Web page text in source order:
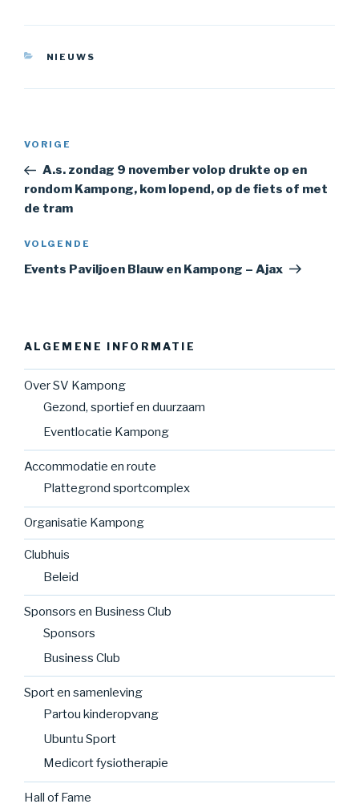
CATEGORIEËN
NIEUWS
Vorig
bericht
VORIGE
A.s. zondag 9 november volop drukte op en
rondom Kampong, kom lopend, op de fiets of met
de tram
Volgend
bericht
VOLGENDE
Events Paviljoen Blauw en Kampong – Ajax
ALGEMENE INFORMATIE
Over SV Kampong
Gezond, sportief en duurzaam
Eventlocatie Kampong
Accommodatie en route
Plattegrond sportcomplex
Organisatie Kampong
Clubhuis
Beleid
Sponsors en Business Club
Sponsors
Business Club
Sport en samenleving
Partou kinderopvang
Ubuntu Sport
Medicort fysiotherapie
Hall of Fame